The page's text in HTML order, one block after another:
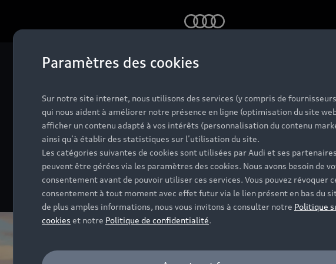
Paramètres des cookies
Sur notre site internet, nous utilisons des services (y compris de
qui nous aident à améliorer notre présence en ligne (optimisation du site
afficher un contenu adapté à vos intérêts (personnalisation du contenu
ainsi qu’à établir des statistiques sur l’utilisation du site.
Les catégories suivantes de cookies sont utilisées par Audi et ses
peuvent être gérées via les paramètres des cookies. Nous avons besoin de
consentement avant de pouvoir utiliser ces services. Vous pouvez révoquer
consentement à tout moment avec effet futur via le lien présent en bas du
de plus amples informations, nous vous invitons à consulter notre Politique
cookies et notre Politique de confidentialité.
Headline
Subheadline!!